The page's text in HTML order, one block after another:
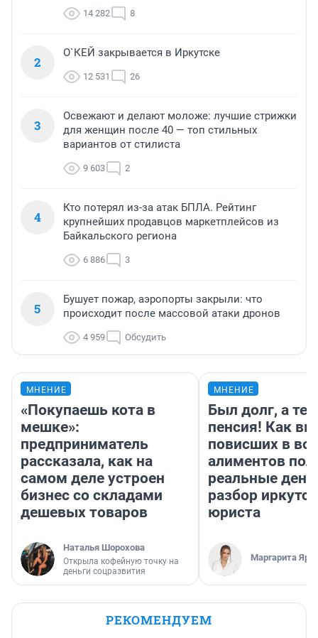
14 282 8
2
О`КЕЙ закрывается в Иркутске
12 531 26
3
Освежают и делают моложе: лучшие стрижки
для женщин после 40 — топ стильных
вариантов от стилиста
9 603 2
4
Кто потерял из-за атак БПЛА. Рейтинг
крупнейших продавцов маркетплейсов из
Байкальского региона
6 886 3
5
Бушует пожар, аэропорты закрыли: что
происходит после массовой атаки дронов
4 959 Обсудить
МНЕНИЕ
«Покупаешь кота в
мешке»:
предприниматель
рассказала, как на
самом деле устроен
бизнес со складами
дешевых товаров
Наталья Шорохова
Открыла кофейную точку на
деньги соцразвития
МНЕНИЕ
Был долг, а
пенсия! Как
повисших в
алиментов
реальные
разбор
юриста
Маргарита
РЕКОМЕНДУЕМ